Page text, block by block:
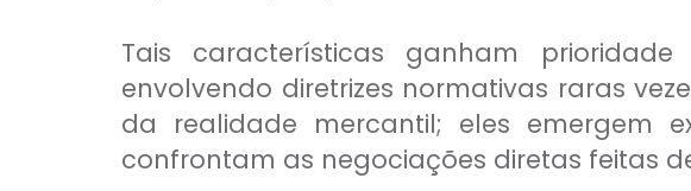
Tais características ganham
envolvendo diretrizes normativas raras
da realidade mercantil; eles emergem
confrontam as negociações diretas feitas